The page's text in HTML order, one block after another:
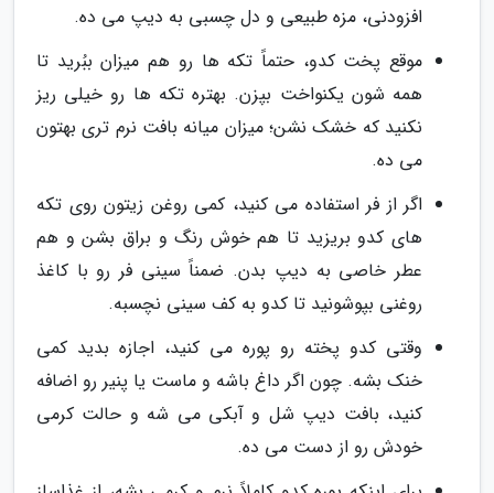
افزودنی، مزه طبیعی و دل چسبی به دیپ می ده.
موقع پخت کدو، حتماً تکه ها رو هم میزان ببُرید تا
همه شون یکنواخت بپزن. بهتره تکه ها رو خیلی ریز
نکنید که خشک نشن؛ میزان میانه بافت نرم تری بهتون
می ده.
اگر از فر استفاده می کنید، کمی روغن زیتون روی تکه
های کدو بریزید تا هم خوش رنگ و براق بشن و هم
عطر خاصی به دیپ بدن. ضمناً سینی فر رو با کاغذ
روغنی بپوشونید تا کدو به کف سینی نچسبه.
وقتی کدو پخته رو پوره می کنید، اجازه بدید کمی
خنک بشه. چون اگر داغ باشه و ماست یا پنیر رو اضافه
کنید، بافت دیپ شل و آبکی می شه و حالت کرمی
خودش رو از دست می ده.